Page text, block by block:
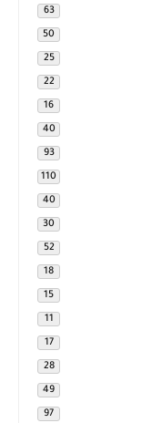
63
50
25
22
16
40
93
110
40
30
52
18
15
11
17
28
49
97